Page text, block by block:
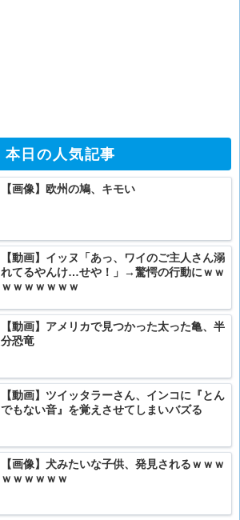
本日の人気記事
【画像】欧州の鳩、キモい
【動画】イッヌ「あっ、ワイのご主人さん溺
れてるやんけ…せや！」→驚愕の行動にｗｗ
ｗｗｗｗｗｗｗ
【動画】アメリカで見つかった太った亀、半
分恐竜
【動画】ツイッタラーさん、インコに『とん
でもない音』を覚えさせてしまいバズる
【画像】犬みたいな子供、発見されるｗｗｗ
ｗｗｗｗｗｗ